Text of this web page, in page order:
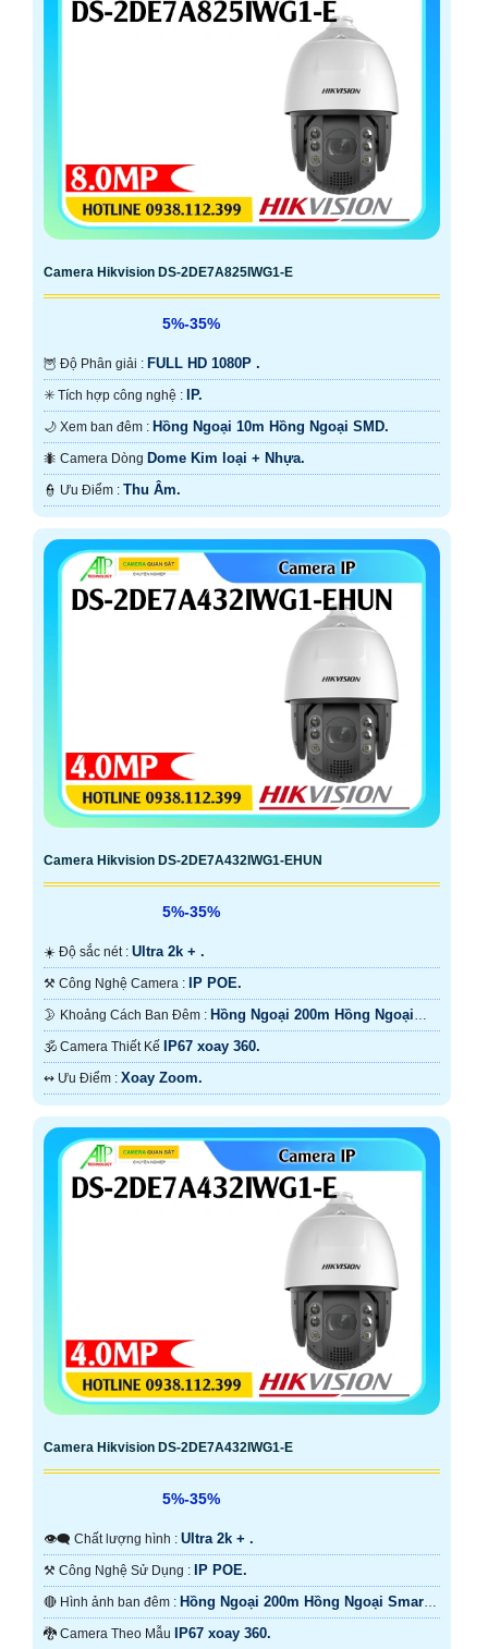
Camera Hikvision DS-2DE7A825IWG1-E
5%-35%
🦉 Độ Phân giải : FULL HD 1080P .
✳️ Tích hợp công nghệ : IP.
🌙 Xem ban đêm : Hồng Ngoại 10m Hồng Ngoại SMD.
🐜 Camera Dòng Dome Kim loại + Nhựa.
️👮 Ưu Điểm : Thu Âm.
Camera Hikvision DS-2DE7A432IWG1-EHUN
5%-35%
☀️ Độ sắc nét : Ultra 2k + .
⚒ Công Nghệ Camera : IP POE.
🌛 Khoảng Cách Ban Đêm : Hồng Ngoại 200m Hồng Ngoại
Smart IR.
🕉️ Camera Thiết Kế IP67 xoay 360.
️↭ Ưu Điểm : Xoay Zoom.
Camera Hikvision DS-2DE7A432IWG1-E
5%-35%
👁️‍🗨 Chất lượng hình : Ultra 2k + .
⚒ Công Nghệ Sử Dụng : IP POE.
🔴 Hình ảnh ban đêm : Hồng Ngoại 200m Hồng Ngoại Smart
IR.🐉️ Camera Theo Mẫu IP67 xoay 360.